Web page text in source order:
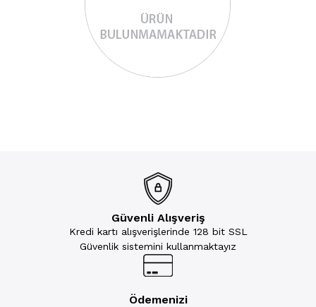
Güvenli Alışveriş
Kredi kartı alışverişlerinde 128 bit SSL
Güvenlik sistemini kullanmaktayız
Ödemenizi